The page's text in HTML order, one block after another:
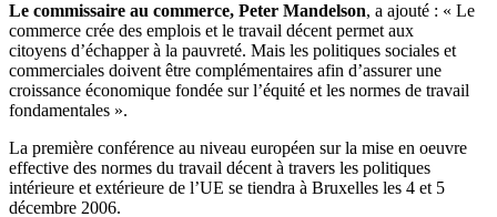
Le commissaire au commerce, Peter Mandelson, a ajouté : « Le
commerce crée des emplois et le travail décent permet aux
citoyens d’échapper à la pauvreté. Mais les politiques sociales et
commerciales doivent être complémentaires afin d’assurer une
croissance économique fondée sur l’équité et les normes de travail
fondamentales ».
La première conférence au niveau européen sur la mise en oeuvre
effective des normes du travail décent à travers les politiques
intérieure et extérieure de l’UE se tiendra à Bruxelles les 4 et 5
décembre 2006.